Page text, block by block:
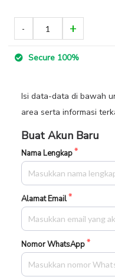
Secure 100%
Isi data-data di bawah
area serta informasi
Buat Akun Baru
Nama Lengkap
Alamat Email
Nomor WhatsApp